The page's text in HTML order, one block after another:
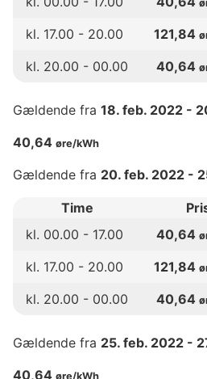
kl. 17.00 - 20.00 121,84
kl. 20.00 - 00.00 40,64
Gældende fra 18. feb. 2022 -
40,64 øre/kWh
Gældende fra 20. feb. 2022 -
Time
kl. 00.00 - 17.00 40,64
kl. 17.00 - 20.00 121,84
kl. 20.00 - 00.00 40,64
Gældende fra 25. feb. 2022 -
40,64 øre/kWh